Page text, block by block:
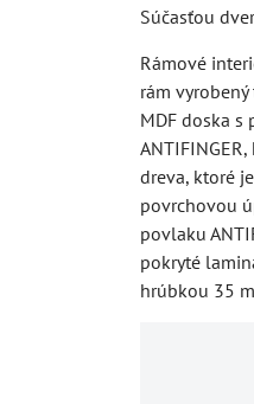
Súčasťou
Rámové
rám
MDF doska s
dreva, ktoré
povrchovou
povlaku
pokryté
hrúbkou 35